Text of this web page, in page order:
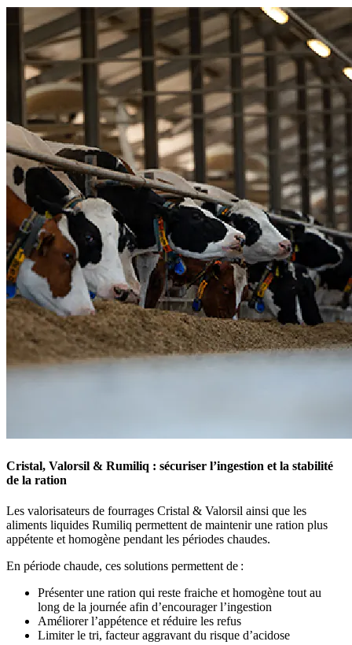
Cristal, Valorsil & Rumiliq : sécuriser l’ingestion et la stabilité
de la ration
Les valorisateurs de fourrages Cristal & Valorsil ainsi que les
aliments liquides Rumiliq permettent de maintenir une ration plus
appétente et homogène pendant les périodes chaudes.
En période chaude, ces solutions permettent de :
Présenter une ration qui reste fraiche et homogène tout au
long de la journée afin d’encourager l’ingestion
Améliorer l’appétence et réduire les refus
Limiter le tri, facteur aggravant du risque d’acidose